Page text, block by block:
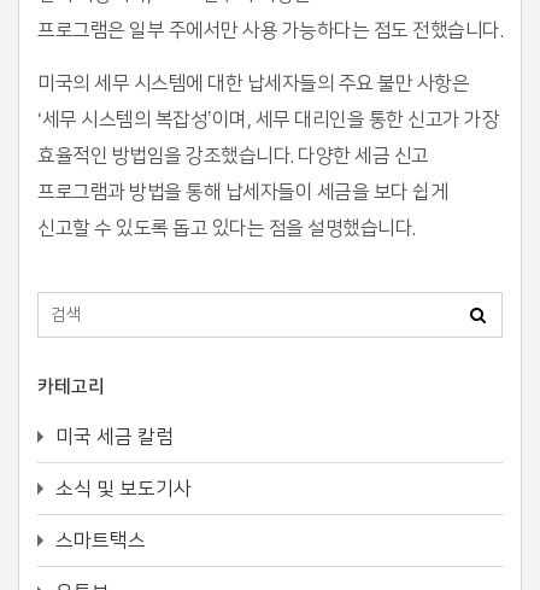
프로그램은 일부 주에서만 사용 가능하다는 점도 전했습니다.
미국의 세무 시스템에 대한 납세자들의 주요 불만 사항은
‘세무 시스템의 복잡성’이며, 세무 대리인을 통한 신고가 가장
효율적인 방법임을 강조했습니다. 다양한 세금 신고
프로그램과 방법을 통해 납세자들이 세금을 보다 쉽게
신고할 수 있도록 돕고 있다는 점을 설명했습니다.
카테고리
미국 세금 칼럼
소식 및 보도기사
스마트택스